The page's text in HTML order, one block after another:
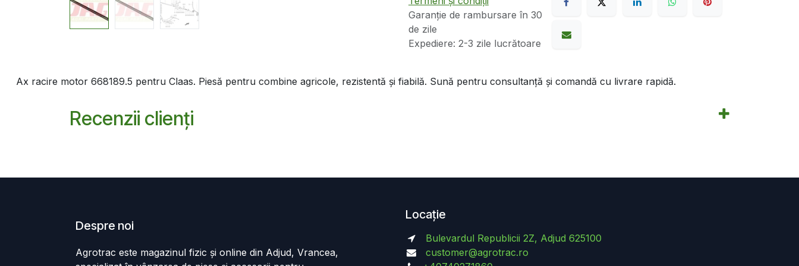
Garanție de rambursare în 30
de zile
Expediere: 2-3 zile lucrătoare
Ax racire motor 668189.5 pentru Claas. Piesă pentru combine agricole, rezistentă și fiabilă. Sună pentru consultanță și comandă cu livrare rapidă.
Recenzii clienți
Locație
Bulevardul Republicii 2Z, Adjud 625100
customer@agrotrac.ro
Despre noi
Agrotrac este magazinul fizic și online din Adjud, Vrancea,